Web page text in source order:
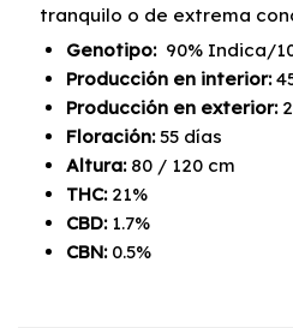
tranquilo o de extrema
Genotipo: 90% Indica/
Producción en interior:
Producción en exterior:
Floración:55 días
Altura:80 / 120 cm
THC:21%
CBD:1.7%
CBN:0.5%